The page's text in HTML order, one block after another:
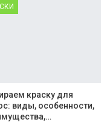
краску для
виды, особенности,